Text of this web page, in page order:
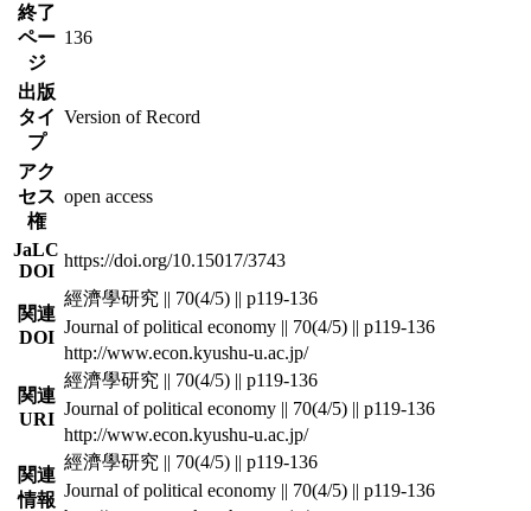
終了
ペー
ジ
136
出版
タイ
プ
Version of Record
アク
セス
権
open access
JaLC
DOI
https://doi.org/10.15017/3743
関連
DOI
經濟學研究 || 70(4/5) || p119-136
Journal of political economy || 70(4/5) || p119-136
http://www.econ.kyushu-u.ac.jp/
関連
URI
經濟學研究 || 70(4/5) || p119-136
Journal of political economy || 70(4/5) || p119-136
http://www.econ.kyushu-u.ac.jp/
関連
情報
經濟學研究 || 70(4/5) || p119-136
Journal of political economy || 70(4/5) || p119-136